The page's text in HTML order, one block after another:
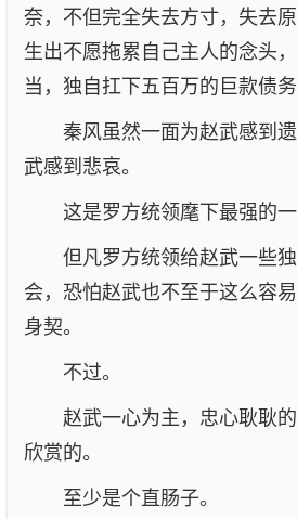
奈，不但完全失去方寸，失去
生出不愿拖累自己主人的念头
当，独自扛下五百万的巨款债务
秦风虽然一面为赵武感到
武感到悲哀。
这是罗方统领麾下最强的
但凡罗方统领给赵武一些
会，恐怕赵武也不至于这么容
身契。
不过。
赵武一心为主，忠心耿耿
欣赏的。
至少是个直肠子。